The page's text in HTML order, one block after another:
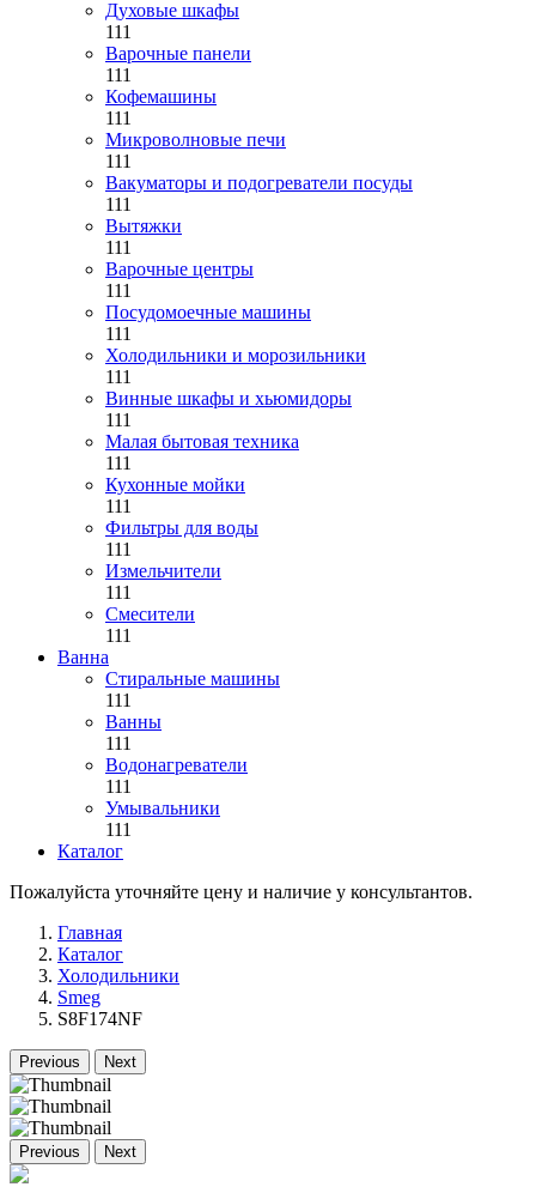
Духовые шкафы
111
Варочные панели
111
Кофемашины
111
Микроволновые печи
111
Вакуматоры и подогреватели посуды
111
Вытяжки
111
Варочные центры
111
Посудомоечные машины
111
Холодильники и морозильники
111
Винные шкафы и хьюмидоры
111
Малая бытовая техника
111
Кухонные мойки
111
Фильтры для воды
111
Измельчители
111
Смесители
111
Ванна
Стиральные машины
111
Ванны
111
Водонагреватели
111
Умывальники
111
Каталог
Пожалуйста уточняйте цену и наличие у консультантов.
Главная
Каталог
Холодильники
Smeg
S8F174NF
Previous Next
Previous Next